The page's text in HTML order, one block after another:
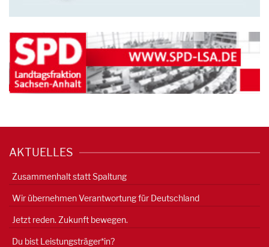
AKTUELLES
Zusammenhalt statt Spaltung
Wir übernehmen Verantwortung für Deutschland
Jetzt reden. Zukunft bewegen.
Du bist Leistungsträger*in?